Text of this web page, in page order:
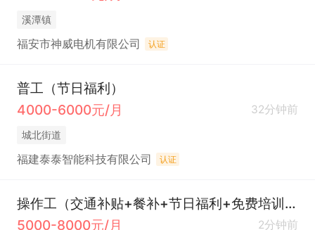
溪潭镇
福安市神威电机有限公司 认证
普工（节日福利）
4000-6000元/月
32分钟前
城北街道
福建泰泰智能科技有限公司 认证
操作工（交通补贴+餐补+节日福利+免费培训+晋升空间+定期体检+包住+绩效奖+工龄奖）
5000-8000元/月
2分钟前